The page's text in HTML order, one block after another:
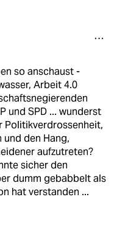
so anschaust -
Arbeit 4.0
und SPD ... wunderst
Politikverdrossenheit,
den Hang,
aufzutreten?
sicher den
dumm gebabbelt als
hat verstanden ...